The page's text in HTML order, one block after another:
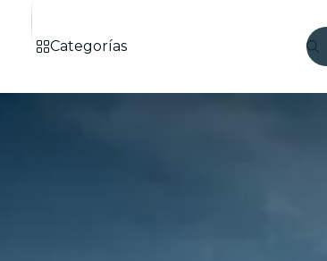
Categorías